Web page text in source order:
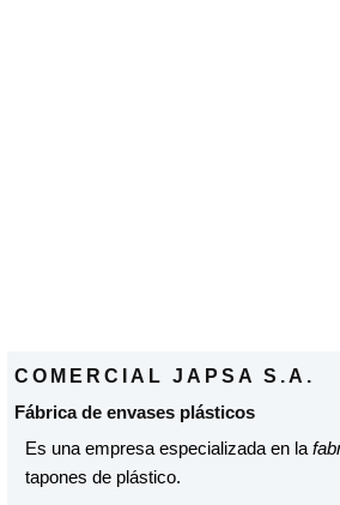
COMERCIAL JAPSA S.A.
Fábrica de envases plásticos
Es una empresa especializada en la
tapones de plástico.